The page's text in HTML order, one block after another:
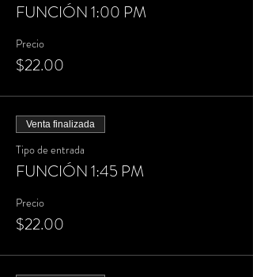
FUNCIÓN 1:00 PM
Precio
$22.00
Venta finalizada
Tipo de entrada
FUNCIÓN 1:45 PM
Precio
$22.00